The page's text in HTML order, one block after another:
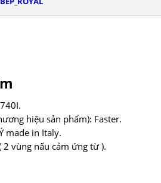
₫.
hiệu sản phẩm): Faster.
made in Italy.
vùng nấu cảm ứng từ ).